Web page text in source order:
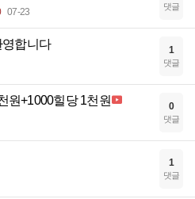
07-23 댓글
영합니다 1
댓글
원+1000힐당 1천원 0
댓글
1
댓글